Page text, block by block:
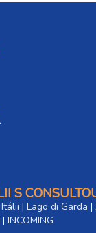
S
| Lago di Garda |
| INCOMING